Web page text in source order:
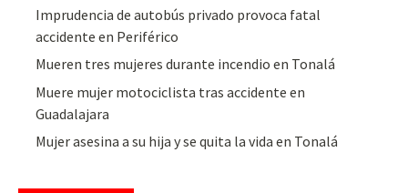
Imprudencia de autobús privado provoca fatal
accidente en Periférico
Mueren tres mujeres durante incendio en Tonalá
Muere mujer motociclista tras accidente en
Guadalajara
Mujer asesina a su hija y se quita la vida en Tonalá